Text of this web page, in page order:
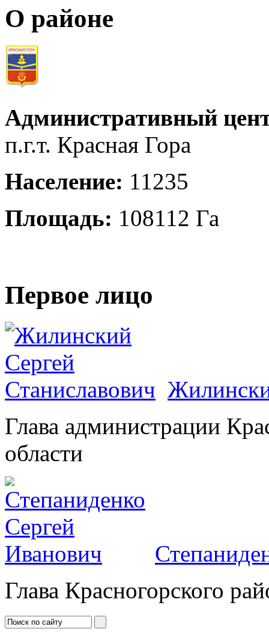
О районе
Административный
п.г.т. Красная Гора
Население: 11235
Площадь: 108112 Га
Первое лицо
Глава администрации
области
Глава Красногорского